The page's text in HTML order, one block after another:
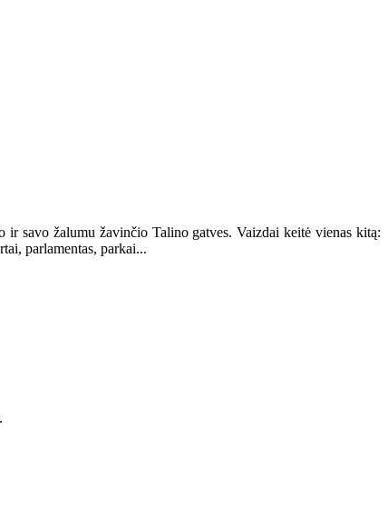
savo žalumu žavinčio Talino gatves. Vaizdai keitė vienas kitą:
parlamentas, parkai...